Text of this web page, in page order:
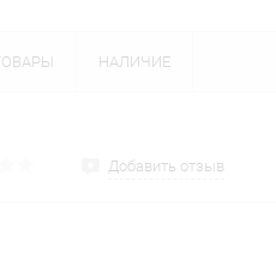
НАЛИЧИЕ
Добавить отзыв